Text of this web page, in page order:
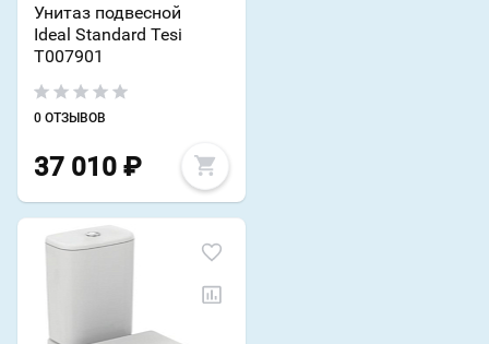
Унитаз подвесной
Ideal Standard Tesi
T007901
0 ОТЗЫВОВ
37 010 ₽